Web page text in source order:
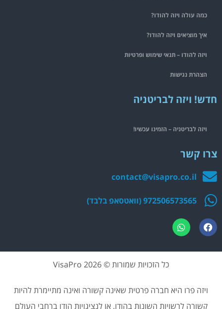
כמה עולה ויזה להודו?
איך מוציאים ויזה להודו?
ויזה להודו – תנאי שימוש ופרטיות
הצהרת נגישות
חדש! ויזה לבריטניה
ויזה לבריטניה – הזמינו עכשיו!
צרו קשר
contact@visapro.co.il
972506573565 (וואטסאפ בלבד)
כל הזכויות שמורות © 2026 VisaPro
ויזה פרו היא חברה פרטית שאינה קשורה ואינה מתיימרת להיות
קשורה לרשויות השונות בהודו, או לנציגויות הודו ברחבי העולם